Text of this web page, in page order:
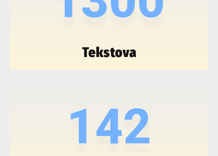
Tekstova
142